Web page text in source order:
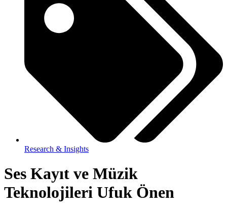
Research & Insights
Ses Kayıt ve Müzik
Teknolojileri Ufuk Önen